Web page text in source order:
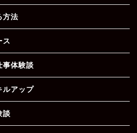
方法
ス
事体験談
ルアップ
談